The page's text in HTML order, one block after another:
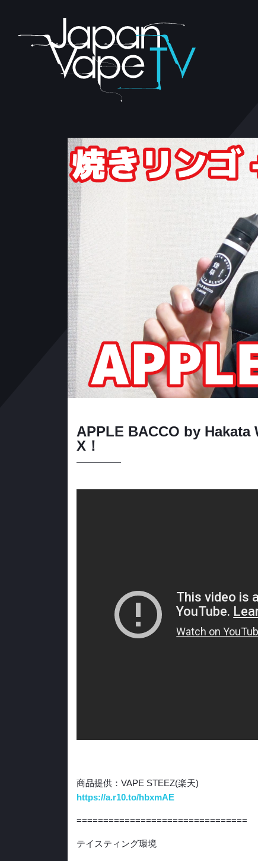
APPLE BACCO by Hakata
X！
商品提供：VAPE STEEZ(楽天)
https://a.r10.to/hbxmAE
================================
テイスティング環境